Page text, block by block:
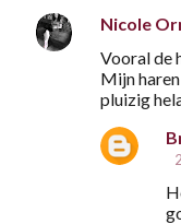
Nicole
Vooral de
Mijn
pluizig